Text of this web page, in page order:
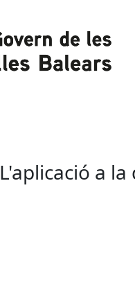
L'aplicació a